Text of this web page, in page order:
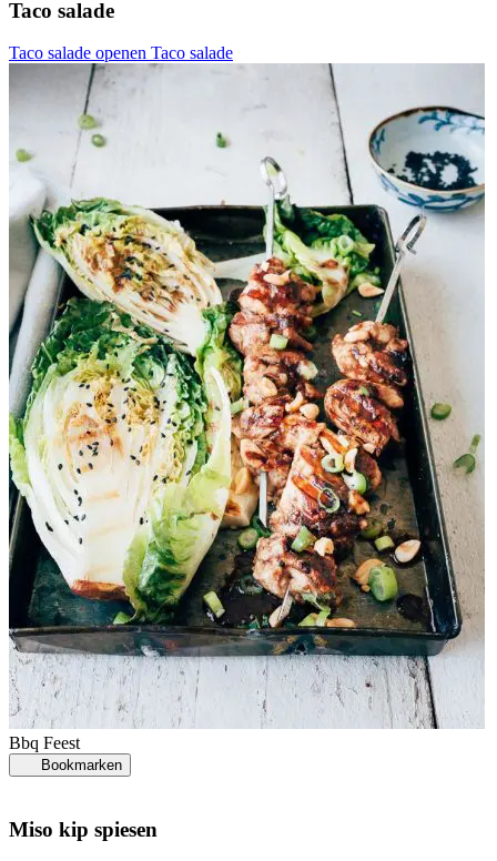
Taco salade
Taco salade openen Taco salade
Bbq Feest
Bookmarken
Miso kip spiesen